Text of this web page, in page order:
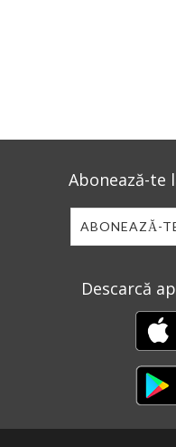
Abonează-te
ABONEAZĂ-
Descarcă